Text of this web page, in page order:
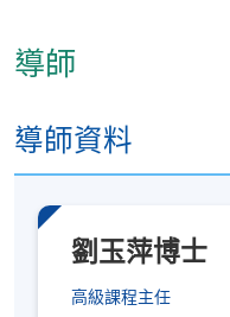
導師
導師資料
劉玉萍博士
高級課程主任